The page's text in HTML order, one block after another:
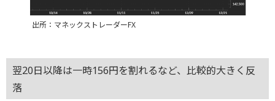
出所：マネックストレーダーFX
翌20日以降は一時156円を割れるなど、比較的大きく反
落